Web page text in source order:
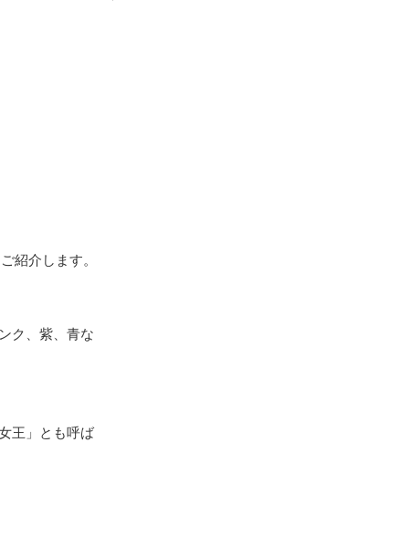
紹介します。
ク、紫、青な
王」とも呼ば